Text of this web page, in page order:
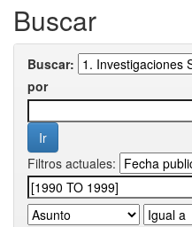
Buscar
Buscar:
por
Filtros actuales: